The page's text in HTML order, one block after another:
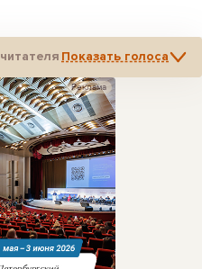
читателя Показать голоса
Реклама